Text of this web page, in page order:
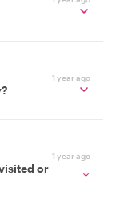
1 year ago
1 year ago
or